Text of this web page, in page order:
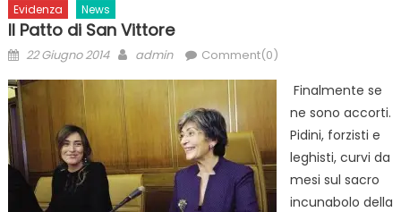
Evidenza News
Il Patto di San Vittore
Posted
22 Giugno 2014 Author
admin Comment(0)
Finalmente se
ne sono accorti.
Pidini, forzisti e
leghisti, curvi da
mesi sul sacro
incunabolo della